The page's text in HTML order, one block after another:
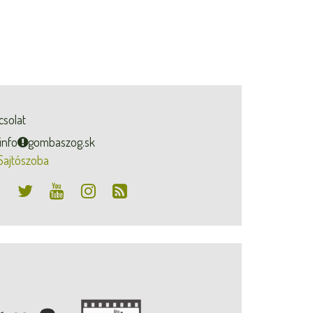
info
gombaszog.sk